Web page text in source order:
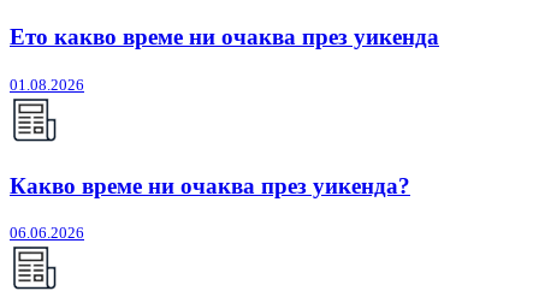
Ето какво време ни очаква през уикенда
01.08.2026
Какво време ни очаква през уикенда?
06.06.2026